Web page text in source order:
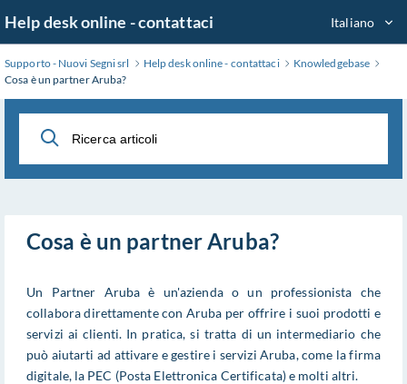
al
contenuto
principale
Help desk online - contattaci Italiano
Supporto - Nuovi Segni srl Help desk online - contattaci
Knowledgebase
Cosa è un partner Aruba?
Cosa è un partner Aruba?
Un Partner Aruba è un'azienda o un professionista che
collabora direttamente con Aruba per offrire i suoi prodotti e
servizi ai clienti. In pratica, si tratta di un intermediario che
può aiutarti ad attivare e gestire i servizi Aruba, come la firma
digitale, la PEC (Posta Elettronica Certificata) e molti altri.